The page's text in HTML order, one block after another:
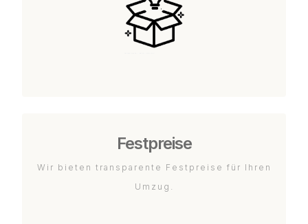
Festpreise
Wir bieten transparente Festpreise für Ihren
Umzug.